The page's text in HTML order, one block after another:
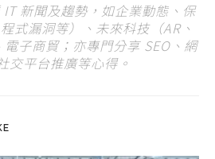
新聞及趨勢，如企業動態、保
式漏洞等）、未來科技（AR、
電子商貿；亦專門分享 SEO、網
交平台推廣等心得。